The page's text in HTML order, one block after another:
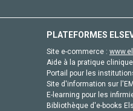
PLATEFORMES
Site e-commerce :
Aide à la pratique
Portail pour les
Site d'information sur
E-learning pour les
Bibliothèque d'e-books